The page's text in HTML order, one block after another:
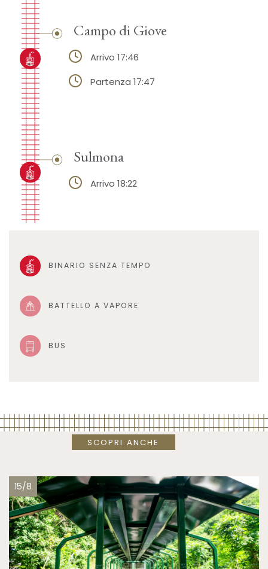
Campo di Giove
Arrivo 17:46
Partenza 17:47
Sulmona
Arrivo 18:22
BINARIO SENZA TEMPO
BATTELLO A VAPORE
BUS
SCOPRI ANCHE
15/8